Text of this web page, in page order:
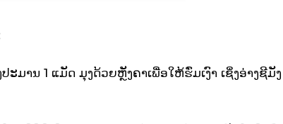
ມານ 1 ແມັດ ມຸງດ້ວຍຫຼັງຄາເພື່ອໃຫ້ຮົ່ມເງົາ ເຊິ່ງອ່າງຊີມັງ